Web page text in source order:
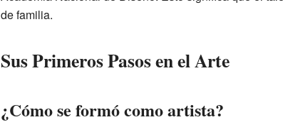
de familia.
Sus Primeros Pasos en el Arte
¿Cómo se formó como artista?